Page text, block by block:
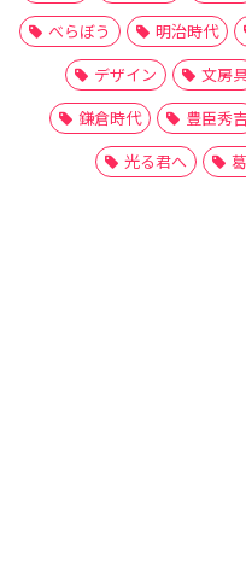
べらぼう
明治時代
デザイン
文房
鎌倉時代
豊臣秀
光る君へ